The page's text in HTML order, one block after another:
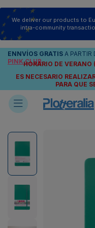
We deliver our products to
intra-community
ENNVÍOS GRATIS A PARTIR
PINK CLUB
HORARIO DE
ES NECESARIO
PARA QUE